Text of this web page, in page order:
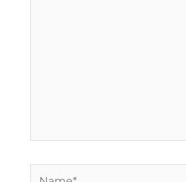
Name*